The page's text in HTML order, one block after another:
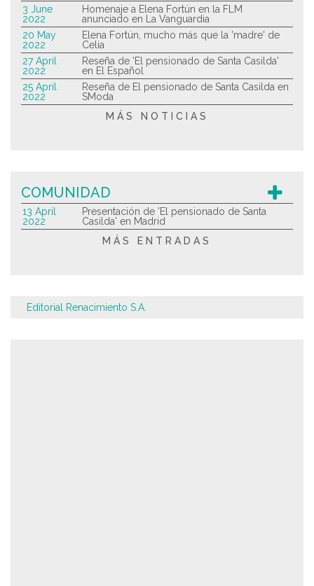
3 June
2022
Homenaje a Elena Fortún en la FLM
anunciado en La Vanguardia
20 May
2022
Elena Fortún, mucho más que la 'madre' de
Celia
27 April
2022
Reseña de 'El pensionado de Santa Casilda'
en El Español
25 April
2022
Reseña de El pensionado de Santa Casilda en
SModa
MÁS NOTICIAS
COMUNIDAD
13 April
2022
Presentación de 'El pensionado de Santa
Casilda' en Madrid
MÁS ENTRADAS
Editorial Renacimiento S.A.